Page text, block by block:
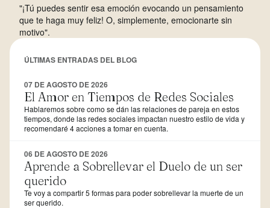
"¡Tú puedes sentir esa emoción evocando un pensamiento
que te haga muy feliz! O, simplemente, emocionarte sin
motivo".
ÚLTIMAS ENTRADAS DEL BLOG
07 DE AGOSTO DE 2026
El Amor en Tiempos de Redes Sociales
Hablaremos sobre como se dán las relaciones de pareja en estos
tiempos, donde las redes sociales impactan nuestro estilo de vida y
recomendaré 4 acciones a tomar en cuenta.
06 DE AGOSTO DE 2026
Aprende a Sobrellevar el Duelo de un ser
querido
Te voy a compartir 5 formas para poder sobrellevar la muerte de un
ser querido.